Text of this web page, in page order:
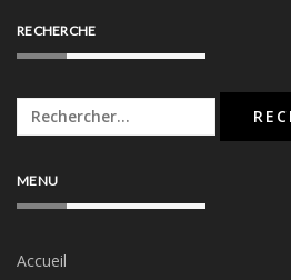
RECHERCHE
Rechercher :
MENU
Accueil